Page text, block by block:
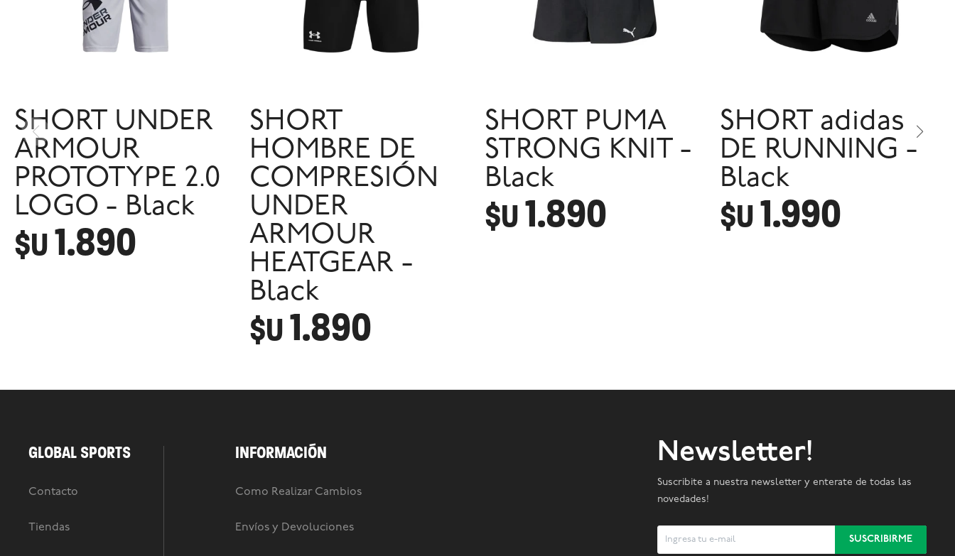
SHORT UNDER
ARMOUR
PROTOTYPE 2.0
LOGO - Black
$U1.890
SHORT
HOMBRE DE
COMPRESIÓN
UNDER
ARMOUR
HEATGEAR -
Black
$U1.890
SHORT PUMA
STRONG KNIT -
Black
$U1.890
SHORT adidas
DE RUNNING -
Black
$U1.990
GLOBAL SPORTS
Contacto
Tiendas
INFORMACIÓN
Como Realizar Cambios
Envíos y Devoluciones
Newsletter!
Suscribite a nuestra newsletter y enterate de todas las
novedades!
SUSCRIBIRME